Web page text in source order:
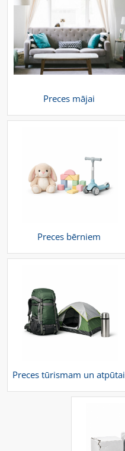
Preces mājai
Preces bērniem
Preces tūrismam un atpūtai